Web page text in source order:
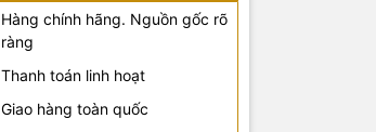
Hàng chính hãng. Nguồn gốc rõ
ràng
Thanh toán linh hoạt
Giao hàng toàn quốc